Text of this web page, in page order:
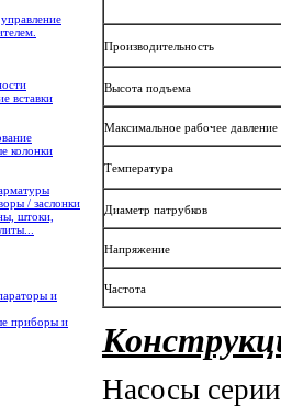
вставки
колонки
/ заслонки
штоки,
и
приборы и
Производительность
Высота подъема
Максимальное рабочее давление
Температура
Диаметр патрубков
Напряжение
Частота
Насосы